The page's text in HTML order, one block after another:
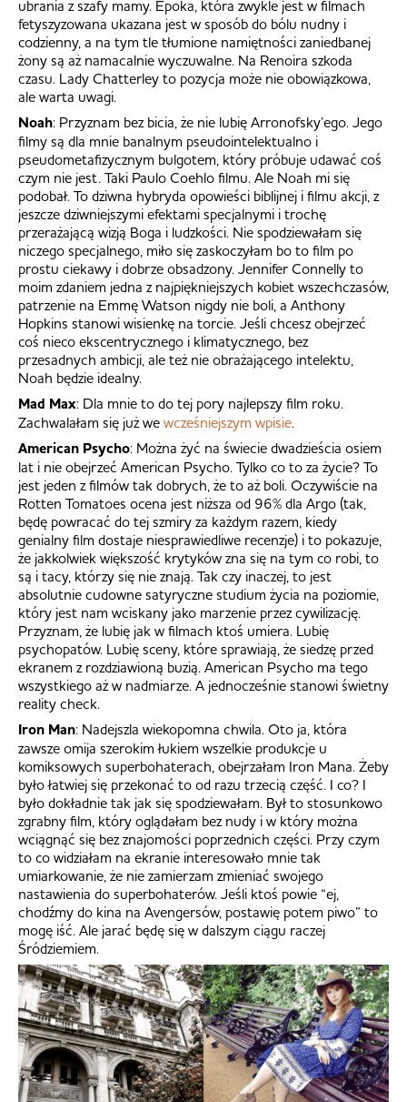
ubrania z szafy mamy. Epoka, która zwykle jest w filmach
fetyszyzowana ukazana jest w sposób do bólu nudny i
codzienny, a na tym tle tłumione namiętności zaniedbanej
żony są aż namacalnie wyczuwalne. Na Renoira szkoda
czasu. Lady Chatterley to pozycja może nie obowiązkowa,
ale warta uwagi.
Noah: Przyznam bez bicia, że nie lubię Arronofsky’ego. Jego
filmy są dla mnie banalnym pseudointelektualno i
pseudometafizycznym bulgotem, który próbuje udawać coś
czym nie jest. Taki Paulo Coehlo filmu. Ale Noah mi się
podobał. To dziwna hybryda opowieści biblijnej i filmu akcji, z
jeszcze dziwniejszymi efektami specjalnymi i trochę
przerażającą wizją Boga i ludzkości. Nie spodziewałam się
niczego specjalnego, miło się zaskoczyłam bo to film po
prostu ciekawy i dobrze obsadzony. Jennifer Connelly to
moim zdaniem jedna z najpiękniejszych kobiet wszechczasów,
patrzenie na Emmę Watson nigdy nie boli, a Anthony
Hopkins stanowi wisienkę na torcie. Jeśli chcesz obejrzeć
coś nieco ekscentrycznego i klimatycznego, bez
przesadnych ambicji, ale też nie obrażającego intelektu,
Noah będzie idealny.
Mad Max: Dla mnie to do tej pory najlepszy film roku.
Zachwalałam się już we wcześniejszym wpisie.
American Psycho: Można żyć na świecie dwadzieścia osiem
lat i nie obejrzeć American Psycho. Tylko co to za życie? To
jest jeden z filmów tak dobrych, że to aż boli. Oczywiście na
Rotten Tomatoes ocena jest niższa od 96% dla Argo (tak,
będę powracać do tej szmiry za każdym razem, kiedy
genialny film dostaje niesprawiedliwe recenzje) i to pokazuje,
że jakkolwiek większość krytyków zna się na tym co robi, to
są i tacy, którzy się nie znają. Tak czy inaczej, to jest
absolutnie cudowne satyryczne studium życia na poziomie,
który jest nam wciskany jako marzenie przez cywilizację.
Przyznam, że lubię jak w filmach ktoś umiera. Lubię
psychopatów. Lubię sceny, które sprawiają, że siedzę przed
ekranem z rozdziawioną buzią. American Psycho ma tego
wszystkiego aż w nadmiarze. A jednocześnie stanowi świetny
reality check.
Iron Man: Nadejszla wiekopomna chwila. Oto ja, która
zawsze omija szerokim łukiem wszelkie produkcje u
komiksowych superbohaterach, obejrzałam Iron Mana. Żeby
było łatwiej się przekonać to od razu trzecią część. I co? I
było dokładnie tak jak się spodziewałam. Był to stosunkowo
zgrabny film, który oglądałam bez nudy i w który można
wciągnąć się bez znajomości poprzednich części. Przy czym
to co widziałam na ekranie interesowało mnie tak
umiarkowanie, że nie zamierzam zmieniać swojego
nastawienia do superbohaterów. Jeśli ktoś powie “ej,
chodźmy do kina na Avengersów, postawię potem piwo” to
mogę iść. Ale jarać będę się w dalszym ciągu raczej
Śródziemiem.